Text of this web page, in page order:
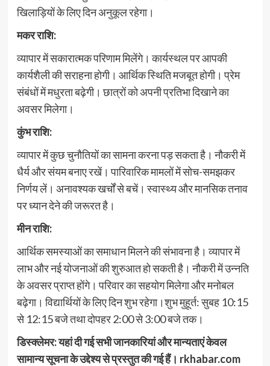
खिलाड़ियों के लिए दिन अनुकूल रहेगा।
मकर राशि:
व्यापार में सकारात्मक परिणाम मिलेंगे। कार्यस्थल पर आपकी
कार्यशैली की सराहना होगी। आर्थिक स्थिति मजबूत होगी। प्रेम
संबंधों में मधुरता बढ़ेगी। छात्रों को अपनी प्रतिभा दिखाने का
अवसर मिलेगा।
कुंभ राशि:
व्यापार में कुछ चुनौतियों का सामना करना पड़ सकता है। नौकरी में
धैर्य और संयम बनाए रखें। पारिवारिक मामलों में सोच-समझकर
निर्णय लें। अनावश्यक खर्चों से बचें। स्वास्थ्य और मानसिक तनाव
पर ध्यान देने की जरूरत है।
मीन राशि:
आर्थिक समस्याओं का समाधान मिलने की संभावना है। व्यापार में
लाभ और नई योजनाओं की शुरुआत हो सकती है। नौकरी में उन्नति
के अवसर प्राप्त होंगे। परिवार का सहयोग मिलेगा और मनोबल
बढ़ेगा। विद्यार्थियों के लिए दिन शुभ रहेगा।शुभ मुहूर्त: सुबह 10:15
से 12:15 बजे तथा दोपहर 2:00 से 3:00 बजे तक।
डिस्क्लेमर: यहां दी गई सभी जानकारियां और मान्यताएं केवल
सामान्य सूचना के उद्देश्य से प्रस्तुत की गई हैं। rkhabar.com